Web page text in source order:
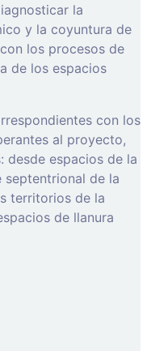
la
y la coyuntura de
los procesos de
de los espacios
con los
al proyecto,
desde espacios de la
septentrional de la
territorios de la
de llanura